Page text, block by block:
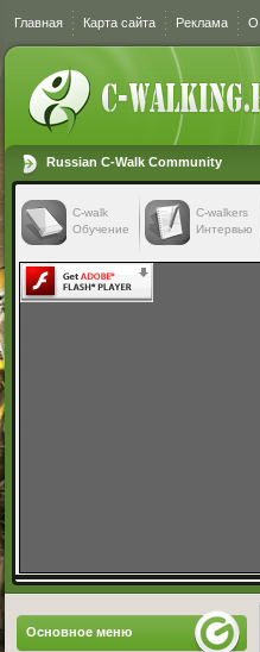
Главная Карта сайта Реклама О
Russian C-Walk Community
C-walk
Обучение
C-walkers
Интервью
Основное меню